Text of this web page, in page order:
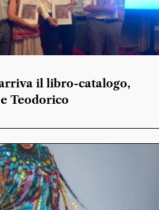
il libro-catalogo,
Teodorico